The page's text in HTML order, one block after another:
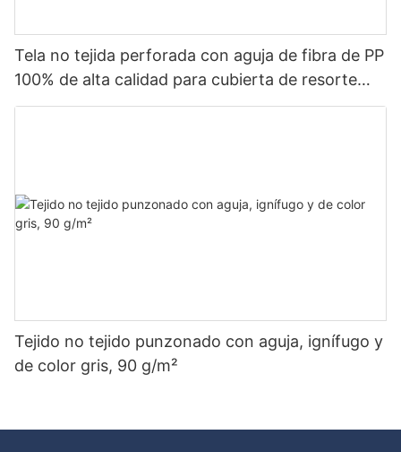
Tela no tejida perforada con aguja de fibra de PP
100% de alta calidad para cubierta de resorte
ensacado a buen precio: tela no tejida Rayson
Tejido no tejido punzonado con aguja, ignífugo y
de color gris, 90 g/m²